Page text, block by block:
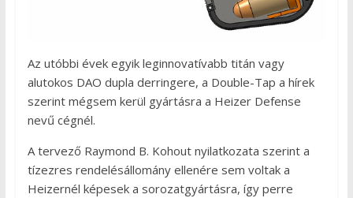
Az utóbbi évek egyik leginnovatívabb titán vagy
alutokos DAO dupla derringere, a Double-Tap a hírek
szerint mégsem kerül gyártásra a Heizer Defense
nevű cégnél.
A tervező Raymond B. Kohout nyilatkozata szerint a
tízezres rendelésállomány ellenére sem voltak a
Heizernél képesek a sorozatgyártásra, így perre